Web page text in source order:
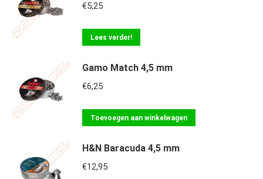
€5,25
Lees verder!
Gamo Match 4,5 mm
€6,25
Toevoegen aan winkelwagen
H&N Baracuda 4,5 mm
€12,95